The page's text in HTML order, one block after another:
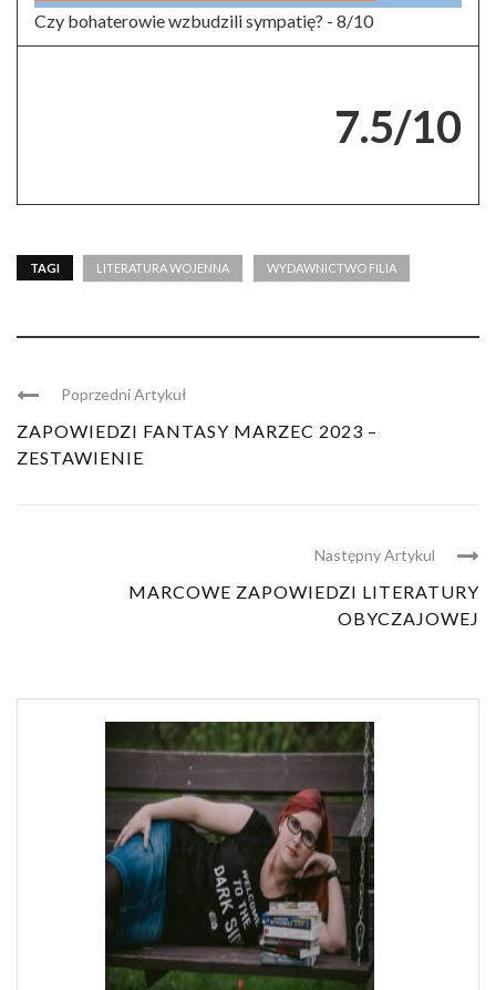
Czy bohaterowie wzbudzili sympatię? - 8/10
7.5/10
TAGI LITERATURA WOJENNA WYDAWNICTWO FILIA
Poprzedni Artykuł
ZAPOWIEDZI FANTASY MARZEC 2023 –
ZESTAWIENIE
Następny Artykul
MARCOWE ZAPOWIEDZI LITERATURY
OBYCZAJOWEJ